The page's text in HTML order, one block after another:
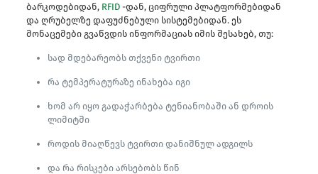
ბარკოდებიდან, RFID-დან, ციფრული პლატფორმებიდან
და ღრუბელზე დაფუძნებული სისტემებიდან. ეს
მონაცემები გვაწვდის ინფორმაციას იმის შესახებ, თუ:
სად მდებარეობს თქვენი ტვირთი
რა ტემპერატურაზე ინახება იგი
ხომ არ იყო გადაჭარბება ტენიანობაში ან დროის
ლიმიტში
როდის მიაღწევს ტვირთი დანიშნულ ადგილს
და რა რისკები არსებობს წინ